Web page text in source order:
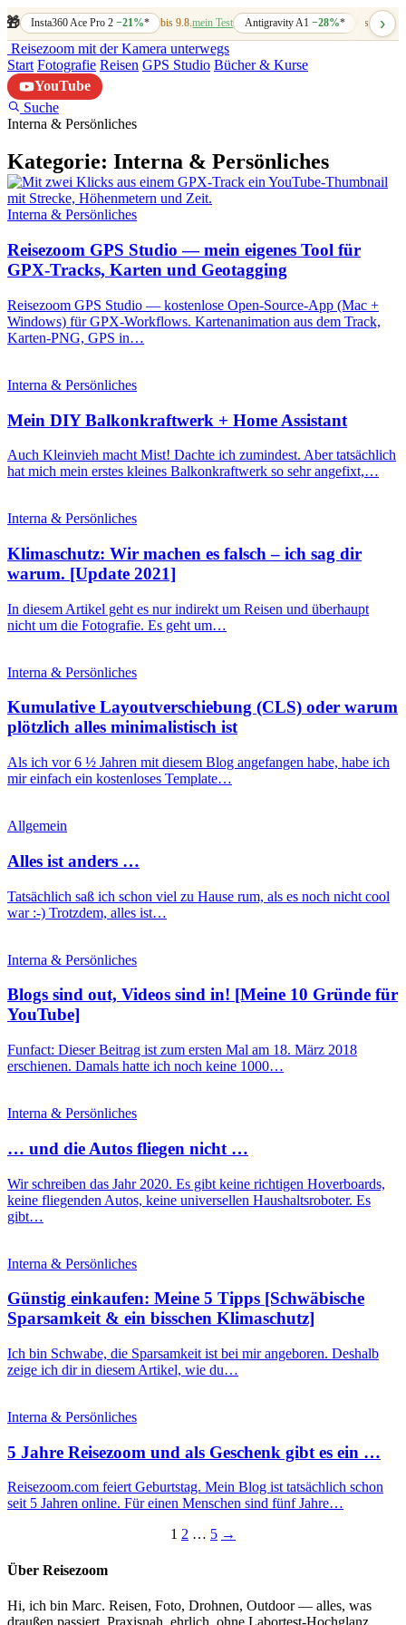
🎁 Insta360 Ace Pro 2−21%* bis 9.8.mein Test Antigravity A1 −28%* bis 7.8.
›
Reisezoom mit der Kamera unterwegs
Start Fotografie Reisen GPS Studio Bücher & Kurse
YouTube
Suche
Interna & Persönliches
Kategorie: Interna & Persönliches
Interna & Persönliches
Reisezoom GPS Studio — mein eigenes Tool für
GPX-Tracks, Karten und Geotagging
Reisezoom GPS Studio — kostenlose Open-Source-App (Mac +
Windows) für GPX-Workflows. Kartenanimation aus dem Track,
Karten-PNG, GPS in…
Interna & Persönliches
Mein DIY Balkonkraftwerk + Home Assistant
Auch Kleinvieh macht Mist! Dachte ich zumindest. Aber tatsächlich
hat mich mein erstes kleines Balkonkraftwerk so sehr angefixt,…
Interna & Persönliches
Klimaschutz: Wir machen es falsch – ich sag dir
warum. [Update 2021]
In diesem Artikel geht es nur indirekt um Reisen und überhaupt
nicht um die Fotografie. Es geht um…
Interna & Persönliches
Kumulative Layoutverschiebung (CLS) oder warum
plötzlich alles minimalistisch ist
Als ich vor 6 ½ Jahren mit diesem Blog angefangen habe, habe ich
mir einfach ein kostenloses Template…
Allgemein
Alles ist anders …
Tatsächlich saß ich schon viel zu Hause rum, als es noch nicht cool
war :-) Trotzdem, alles ist…
Interna & Persönliches
Blogs sind out, Videos sind in! [Meine 10 Gründe für
YouTube]
Funfact: Dieser Beitrag ist zum ersten Mal am 18. März 2018
erschienen. Damals hatte ich noch keine 1000…
Interna & Persönliches
… und die Autos fliegen nicht …
Wir schreiben das Jahr 2020. Es gibt keine richtigen Hoverboards,
keine fliegenden Autos, keine universellen Haushaltsroboter. Es
gibt…
Interna & Persönliches
Günstig einkaufen: Meine 5 Tipps [Schwäbische
Sparsamkeit & ein bisschen Klimaschutz]
Ich bin Schwabe, die Sparsamkeit ist bei mir angeboren. Deshalb
zeige ich dir in diesem Artikel, wie du…
Interna & Persönliches
5 Jahre Reisezoom und als Geschenk gibt es ein …
Reisezoom.com feiert Geburtstag. Mein Blog ist tatsächlich schon
seit 5 Jahren online. Für einen Menschen sind fünf Jahre…
Seitennummerierung
1 2 … 5 →
Über Reisezoom
Hi, ich bin Marc. Reisen, Foto, Drohnen, Outdoor — alles, was
draußen passiert. Praxisnah, ehrlich, ohne Labortest-Hochglanz.